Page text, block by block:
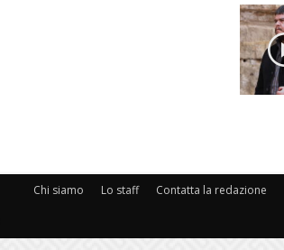
Chi siamo Lo staff Contatta la redazione